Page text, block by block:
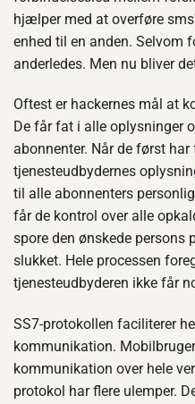
hjælper med at overføre
enhed til en anden. Selvom
anderledes. Men nu bliver
Oftest er hackernes mål at
De får fat i alle oplysninger
abonnenter. Når de først har
tjenesteudbydernes
til alle abonnenters
får de kontrol over alle
spore den ønskede persons
slukket. Hele processen
tjenesteudbyderen ikke får
SS7-protokollen faciliterer
kommunikation.
kommunikation over hele
protokol har flere ulemper.